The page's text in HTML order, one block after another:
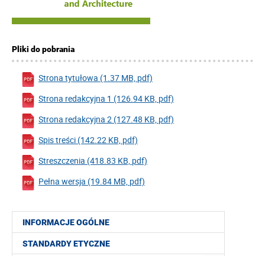
INFORMACJE OGÓLNE
STANDARDY ETYCZNE
Pliki do pobrania
Strona tytułowa (1.37 MB, pdf)
Strona redakcyjna 1 (126.94 KB, pdf)
Strona redakcyjna 2 (127.48 KB, pdf)
Spis treści (142.22 KB, pdf)
Streszczenia (418.83 KB, pdf)
Pełna wersja (19.84 MB, pdf)